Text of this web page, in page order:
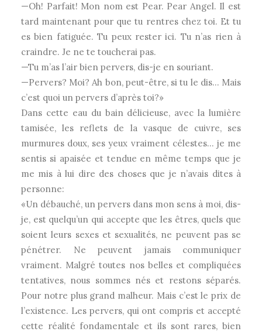
—Oh! Parfait! Mon nom est Pear. Pear Angel. Il est
tard maintenant pour que tu rentres chez toi. Et tu
es bien fatiguée. Tu peux rester ici. Tu n’as rien à
craindre. Je ne te toucherai pas.
—Tu m’as l’air bien pervers, dis-je en souriant.
—Pervers? Moi? Ah bon, peut-être, si tu le dis… Mais
c’est quoi un pervers d’après toi?»
Dans cette eau du bain délicieuse, avec la lumière
tamisée, les reflets de la vasque de cuivre, ses
murmures doux, ses yeux vraiment célestes… je me
sentis si apaisée et tendue en même temps que je
me mis à lui dire des choses que je n’avais dites à
personne:
«Un débauché, un pervers dans mon sens à moi, dis-
je, est quelqu’un qui accepte que les êtres, quels que
soient leurs sexes et sexualités, ne peuvent pas se
pénétrer. Ne peuvent jamais communiquer
vraiment. Malgré toutes nos belles et compliquées
tentatives, nous sommes nés et restons séparés.
Pour notre plus grand malheur. Mais c’est le prix de
l’existence. Les pervers, qui ont compris et accepté
cette réalité fondamentale et ils sont rares, bien